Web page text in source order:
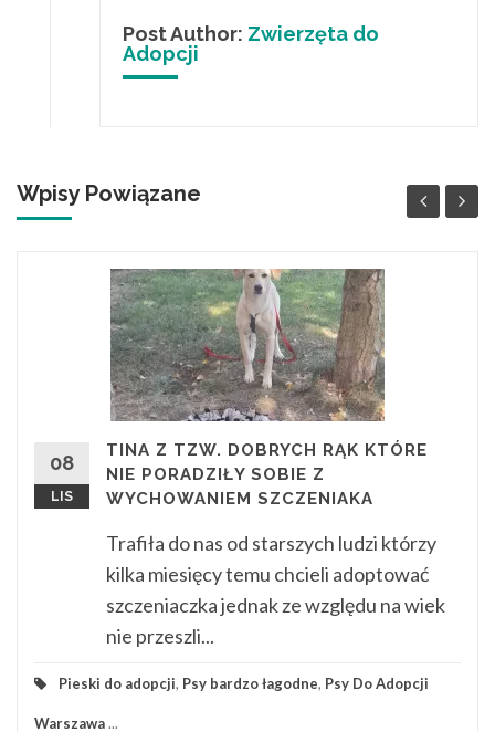
Post Author: Zwierzęta do
Adopcji
Wpisy Powiązane
08
LIS
TINA Z TZW. DOBRYCH RĄK KTÓRE
NIE PORADZIŁY SOBIE Z
WYCHOWANIEM SZCZENIAKA
Trafiła do nas od starszych ludzi którzy
kilka miesięcy temu chcieli adoptować
szczeniaczka jednak ze względu na wiek
nie przeszli...
Pieski do adopcji, Psy bardzo łagodne, Psy Do Adopcji
Warszawa...